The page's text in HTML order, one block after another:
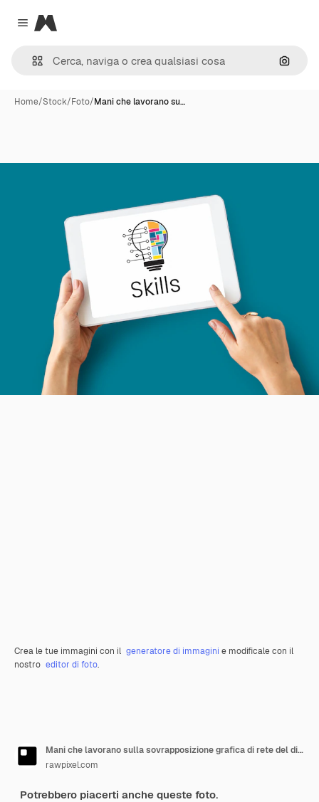
Close menu
Magnific
Cerca
Home/Stock/Foto/Mani che lavorano su…
Crea le tue immagini con il generatore di immagini e modificale con il
nostro editor di foto.
Mani che lavorano sulla sovrapposizione grafica di rete del dispositivo digitale
rawpixel.com
Potrebbero piacerti anche queste foto.